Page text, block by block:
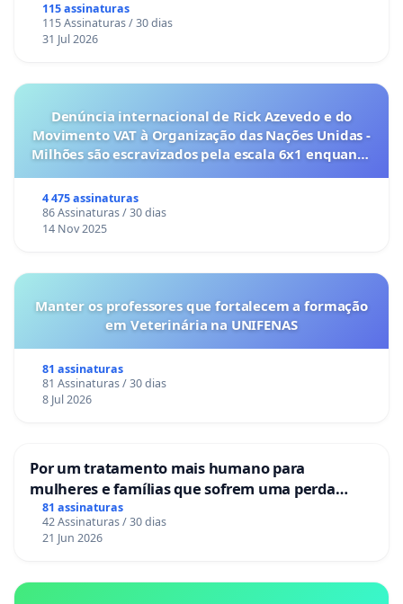
115 assinaturas
115 Assinaturas / 30 dias
31 Jul 2026
Denúncia internacional de Rick Azevedo e do
Movimento VAT à Organização das Nações Unidas -
Milhões são escravizados pela escala 6x1 enquanto
4 475 assinaturas
86 Assinaturas / 30 dias
14 Nov 2025
Manter os professores que fortalecem a formação
em Veterinária na UNIFENAS
81 assinaturas
81 Assinaturas / 30 dias
8 Jul 2026
Por um tratamento mais humano para
mulheres e famílias que sofrem uma perda
gestacional nos hospitais portugueses
81 assinaturas
42 Assinaturas / 30 dias
21 Jun 2026